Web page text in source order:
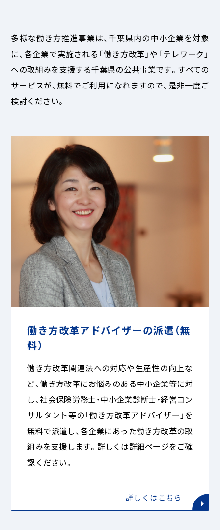
多様な働き方推進事業は、千葉県内の中小企業を対象
に、各企業で実施される「働き方改革」や「テレワーク」
への取組みを支援する千葉県の公共事業です。すべての
サービスが、無料でご利用になれますので、是非一度ご
検討ください。
働き方改革アドバイザーの派遣（無
料）
働き方改革関連法への対応や生産性の向上な
ど、働き方改革にお悩みのある中小企業等に対
し、社会保険労務士・中小企業診断士・経営コン
サルタント等の「働き方改革アドバイザー」を
無料で派遣し、各企業にあった働き方改革の取
組みを支援します。詳しくは詳細ページをご確
認ください。
詳しくはこちら